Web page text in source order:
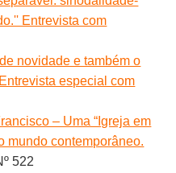
Entrevista com
novidade e também o
especial com
– Uma “Igreja em
mundo contemporâneo.
522